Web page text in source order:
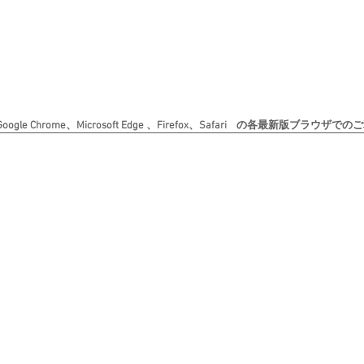
Chrome、Microsoft Edge 、Firefox、Safari の各最新版ブラウザでのご